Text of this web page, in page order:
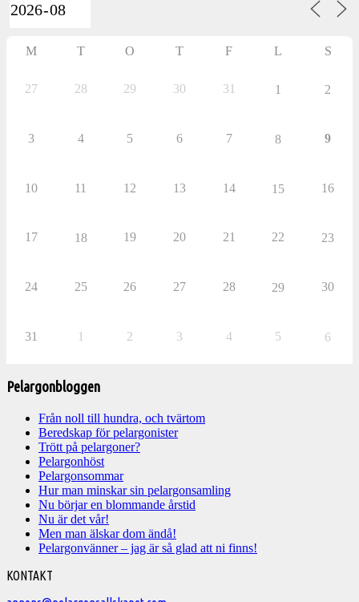
M T O T F L S
27 28 29 30 31 1 2
3 4 5 6 7 8 9
10 11 12 13 14 15 16
17 18 19 20 21 22 23
24 25 26 27 28 29 30
31 1 2 3 4 5 6
Pelargonbloggen
Från noll till hundra, och tvärtom
Beredskap för pelargonister
Trött på pelargoner?
Pelargonhöst
Pelargonsommar
Hur man minskar sin pelargonsamling
Nu börjar en blommande årstid
Nu är det vår!
Men man älskar dom ändå!
Pelargonvänner – jag är så glad att ni finns!
Välkommen
KONTAKT